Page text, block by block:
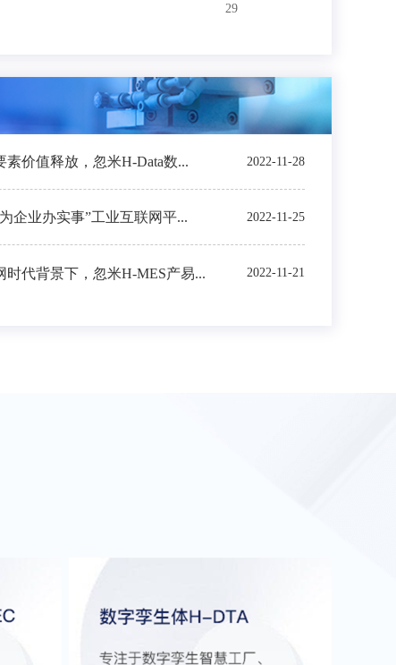
29
素价值释放，忽米H-Data数... 2022-11-28
企业办实事”工业互联网平... 2022-11-25
时代背景下，忽米H-MES产易... 2022-11-21